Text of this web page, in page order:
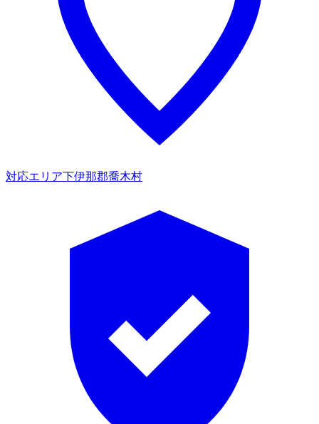
対応エリア下伊那郡喬木村